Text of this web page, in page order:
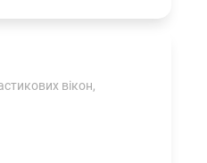
вікон,